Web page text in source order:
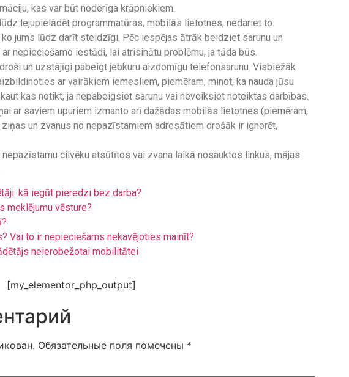
kas var būt noderīga krāpniekiem.
lejupielādēt programmatūras, mobilās lietotnes, nedariet to.
jums lūdz darīt steidzīgi. Pēc iespējas ātrāk beidziet sarunu un
nepieciešamo iestādi, lai atrisinātu problēmu, ja tāda būs.
un uzstājīgi pabeigt jebkuru aizdomīgu telefonsarunu. Visbiežāk
ar vairākiem iemesliem, piemēram, minot, ka nauda jūsu
kas notikt, ja nepabeigsiet sarunu vai neveiksiet noteiktas darbības.
ar saviem upuriem izmanto arī dažādas mobilās lietotnes (piemēram,
ziņas un zvanus no nepazīstamiem adresātiem drošāk ir ignorēt,
cilvēku atsūtītos vai zvana laikā nosauktos linkus, mājas
kā iegūt pieredzi bez darba?
meklējumu vēsture?
Vai to ir nepieciešams nekavējoties mainīt?
neierobežotai mobilitātei
[my_elementor_php_output]
Обязательные поля помечены *